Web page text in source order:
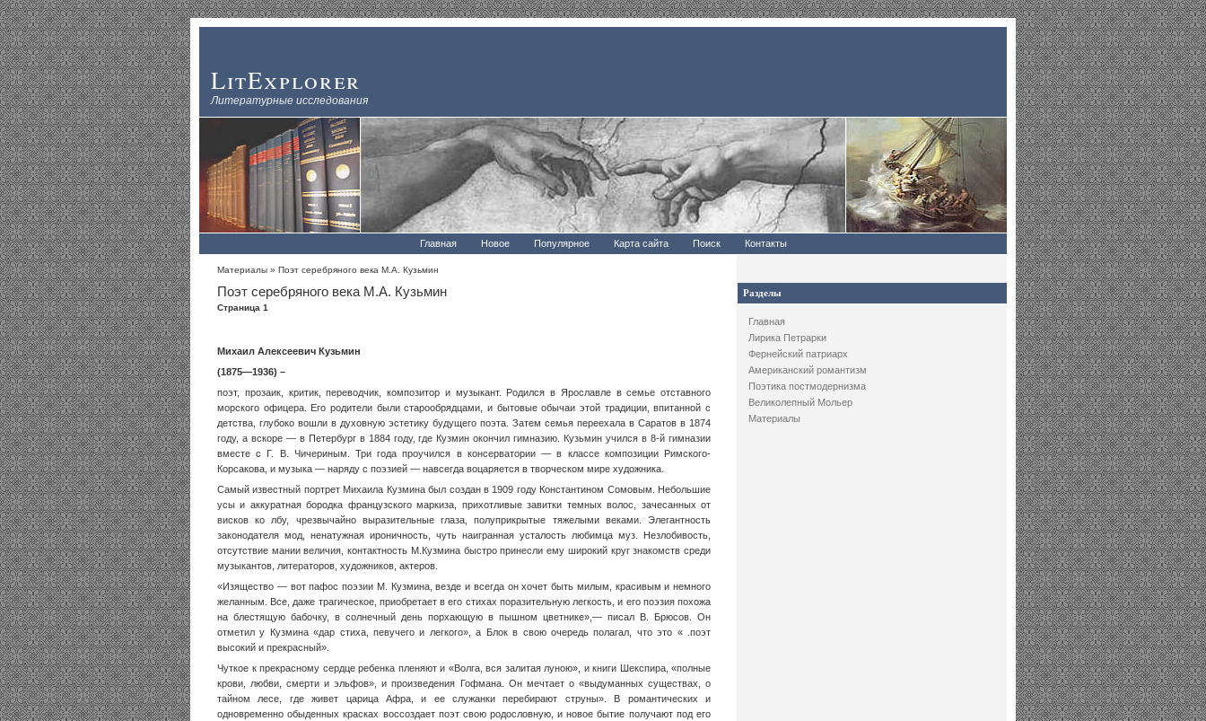
LitExplorer
Литературные исследования
Главная Новое Популярное Карта сайта Поиск Контакты
Разделы
Главная
Лирика Петрарки
Фернейский патриарх
Американский романтизм
Поэтика постмодернизма
Великолепный Мольер
Материалы
Материалы » Поэт серебряного века М.А. Кузьмин
Поэт серебряного века М.А. Кузьмин
Страница 1
Михаил Алексеевич Кузьмин
(1875—1936) –
поэт, прозаик, критик, переводчик, композитор и музыкант. Родился в Ярослав­ле в семье отставного
морского офицера. Его родители были ста­рообрядцами, и бытовые обычаи этой традиции, впитанной с
дет­ства, глубоко вошли в духовную эстетику будущего поэта. Затем семья переехала в Саратов в 1874
году, а вскоре — в Петербург в 1884 году, где Кузмин окончил гимназию. Кузьмин учился в 8-й гимназии
вместе с Г. В. Чичериным. Три года проучился в консерватории — в клас­се композиции Римского-
Корсакова, и музыка — наряду с поэ­зией — навсегда воцаряется в творческом мире художника.
Самый известный портрет Михаила Кузмина был создан в 1909 году Константином Сомовым. Небольшие
усы и аккуратная бородка француз­ского маркиза, прихотливые завитки темных волос, зачесанных от
висков ко лбу, чрезвычай­но выразительные глаза, полуприкрытые тяже­лыми веками. Элегантность
законодателя мод, ненатужная ироничность, чуть наигранная уста­лость любимца муз. Незлобивость,
отсутствие мании вели­чия, контактность М.Кузмина быстро принесли ему широкий круг знакомств среди
музыкантов, литераторов, художников, актеров.
«Изящество — вот пафос поэзии М. Кузмина, везде и всегда он хочет быть милым, красивым и немного
желан­ным. Все, даже трагическое, приобретает в его стихах поразительную легкость, и его поэзия похожа
на блестящую бабочку, в солнечный день порхающую в пышном цветнике»,— писал В. Брюсов. Он
отметил у Кузмина «дар стиха, певучего и легкого», а Блок в свою очередь полагал, что это « .поэт
высокий и прекрасный».
Чуткое к прекрасному сердце ребенка пленяют и «Волга, вся залитая луною», и книги Шекспира, «полные
крови, любви, смерти и эльфов», и произведения Гоф­мана. Он мечтает о «выдуманных сущест­вах, о
тайном лесе, где живет царица Афра, и ее служанки перебирают струны». В романтических и
одновременно обыден­ных красках воссоздает поэт свою родо­словную, и новое бытие получают под его